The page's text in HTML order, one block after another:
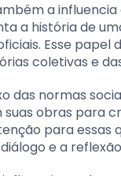
a
a história de
Esse
coletivas e
das normas
obras para
para essas
e a